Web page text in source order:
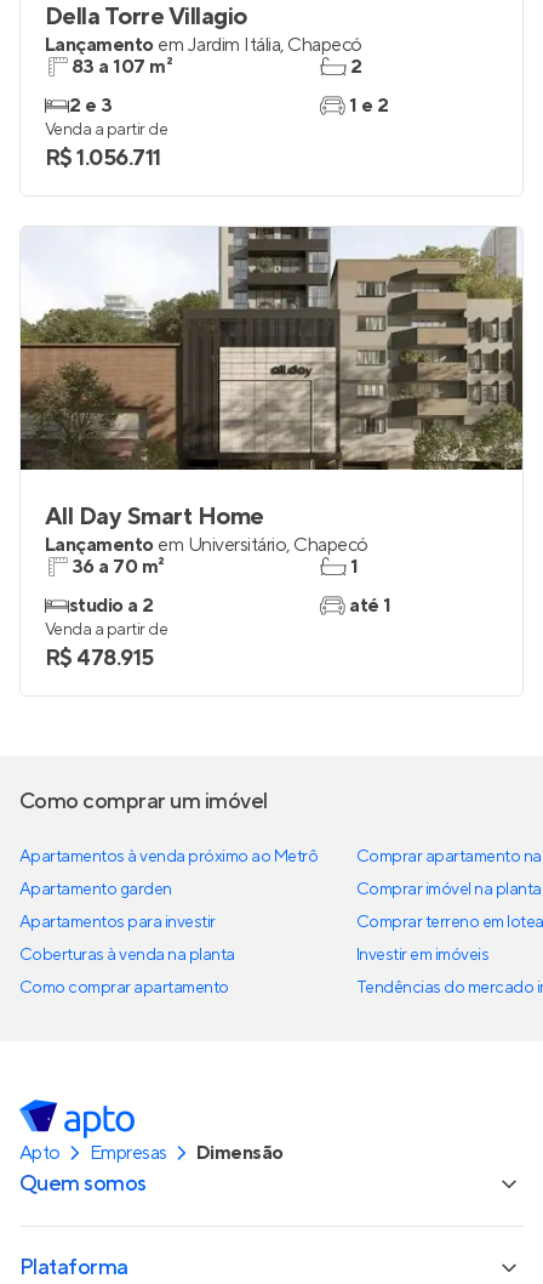
Della Torre Villagio
Lançamento em Jardim Itália, Chapecó
83 a 107 m²
2 e 3
2
1 e 2
Venda a partir de
R$ 1.056.711
All Day Smart Home
Lançamento em Universitário, Chapecó
36 a 70 m²
studio a 2
1
até 1
Venda a partir de
R$ 478.915
Como comprar um imóvel
Apartamentos à venda próximo ao Metrô
Apartamento garden
Apartamentos para investir
Coberturas à venda na planta
Como comprar apartamento
Comprar apartamento
Comprar imóvel na planta
Comprar terreno em
Investir em imóveis
Tendências do mercado
Apto Empresas Dimensão
Quem somos
Plataforma